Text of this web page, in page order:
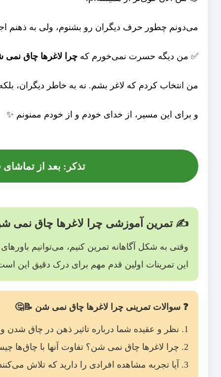
می‌دونم چطور حرف دیگران رو بشنوم، ولی به ذهنم
✅ من دیگه حسرت نمی‌خورم که چرا لاغرها چاق نمی
من انتخاب کردم که لاغر بشم. نه به خاطر دیگران،
و برای این مسیر، از خدای خودم و از خودم ممنونم ✨
تذکر: بعد از
✍️ تمرین آموزشی چرا لاغرها چاق نمی
وقتی به شکل آگاهانه تمرین کنیم، می‌توانیم
این تمرینات اولین قدم مهم برای درک دقیق این
❓ سوالات تمرینی چرا لاغرها چاق نمی شن 📝🤔
نظر و عقیده شما درباره تاثیر ذهن در چاق
چرا لاغرها چاق نمی شن؟ تفاوت آنها با
آیا تجربه مشاهده افرادی را دارید که تلاش